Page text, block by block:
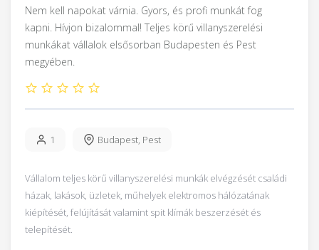
Nem kell napokat várnia. Gyors, és profi munkát fog
kapni. Hívjon bizalommal! Teljes körű villanyszerelési
munkákat vállalok elsősorban Budapesten és Pest
megyében.
1 Budapest, Pest
Vállalom teljes körű villanyszerelési munkák elvégzését családi
házak, lakások, üzletek, műhelyek elektromos hálózatának
kiépítését, felújítását valamint spit klímák beszerzését és
telepítését.